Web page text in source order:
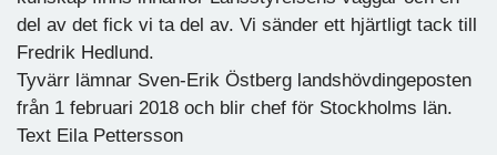
del av det fick vi ta del av. Vi sänder ett hjärtligt tack till
Fredrik Hedlund.
Tyvärr lämnar Sven-Erik Östberg landshövdingeposten
från 1 februari 2018 och blir chef för Stockholms län.
Text Eila Pettersson